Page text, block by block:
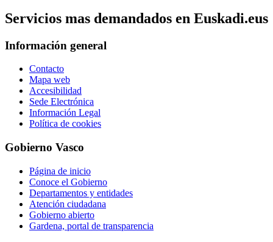
Servicios mas demandados en Euskadi.eus
Información general
Contacto
Mapa web
Accesibilidad
Sede Electrónica
Información Legal
Política de cookies
Gobierno Vasco
Página de inicio
Conoce el Gobierno
Departamentos y entidades
Atención ciudadana
Gobierno abierto
Gardena, portal de transparencia